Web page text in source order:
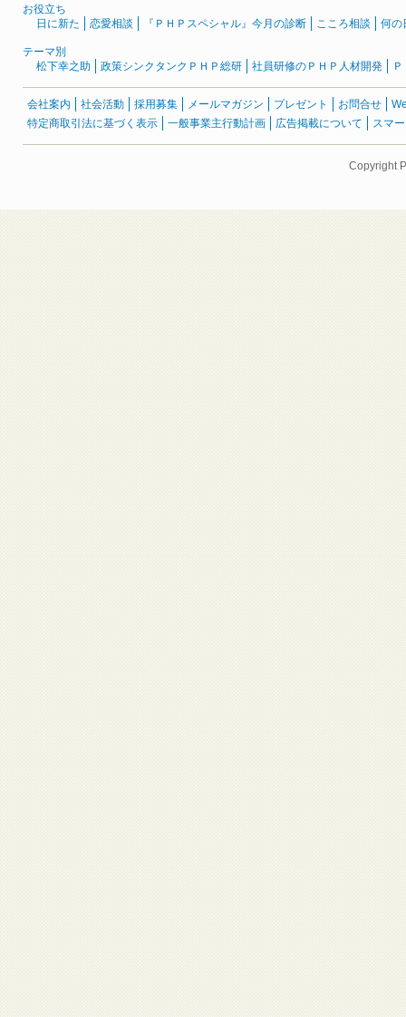
お役立ち
日に新た
恋愛相談 『ＰＨＰスペシャル』今月の診断 こころ相談 何の
テーマ別
松下幸之助
政策シンクタンクＰＨＰ総研 社員研修のＰＨＰ人材開発
会社案内 社会活動 採用募集 メールマガジン プレゼント お問合せ
特定商取引法に基づく表示
一般事業主行動計画 広告掲載について スマ
Copyright